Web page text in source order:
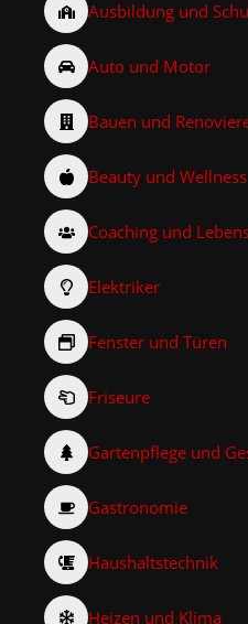
Ausbildung und
Auto und Motor
Bauen und
Beauty und Wellness
Coaching und
Elektriker
Fenster und Türen
Friseure
Gartenpflege und
Gastronomie
Haushaltstechnik
Heizen und Klima